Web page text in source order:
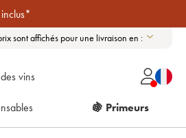
sont affichés pour une livraison en :
vins
🍇 Primeurs